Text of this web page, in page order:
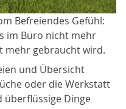
Befreiendes Gefühl:
im Büro nicht mehr
mehr gebraucht wird.
und Übersicht
oder die Werkstatt
Dinge